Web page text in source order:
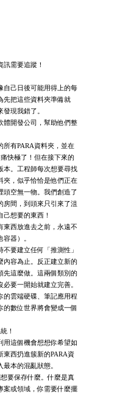
需要追蹤！
自己日後可能用得上的每
先把這些資料夾準備就
現我錯了。
體開發公司，幫助他們整
所有PARA資料夾，並在
快極了！但在接下來的
本。工程師每次想要尋找
夾，似乎恰恰是他們正在
頭空無一物。我們創造了
房間，到頭來只引來了沮
想要的東西！
東西放進去之前，永遠不
器）。
要建立任何「推測性」
內容為止。反正建立新的
先這麼做。這兩個類別的
要一開始就建立完善。
的雲端硬碟、筆記應用程
的數位世界將會變成一個
！
用這個機會想想你希望如
東西扔進簇新的PARA資
本的混亂狀態。
要保存什麼。什麼是真
案或領域，你需要什麼擺